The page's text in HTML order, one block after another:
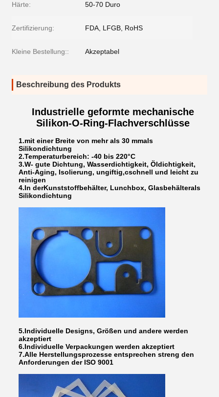
Härte: 50-70 Duro
Zertifizierung: FDA, LFGB, RoHS
Kleine Bestellung:: Akzeptabel
Beschreibung des Produkts
Industrielle geformte mechanische
Silikon-O-Ring-Flachverschlüsse
1.mit einer Breite von mehr als 30 mmals
Silikondichtung
2.Temperaturbereich: -40 bis 220°C
3.W- gute Dichtung, Wasserdichtigkeit, Öldichtigkeit,
Anti-Aging, Isolierung, ungiftig,cschnell und leicht zu
reinigen
4.In derKunststoffbehälter, Lunchbox, Glasbehälterals
Silikondichtung
5.Individuelle Designs, Größen und andere werden
akzeptiert
6.Individuelle Verpackungen werden akzeptiert
7.Alle Herstellungsprozesse entsprechen streng den
Anforderungen der ISO 9001